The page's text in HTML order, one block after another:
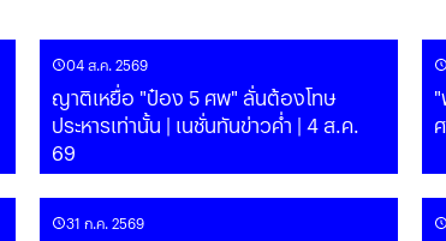
04 ส.ค. 2569
ญาติเหยื่อ "ป๋อง 5 ศพ" ลั่นต้องโทษ
ประหารเท่านั้น | เนชั่นทันข่าวค่ำ | 4 ส.ค.
69
31 ก.ค. 2569